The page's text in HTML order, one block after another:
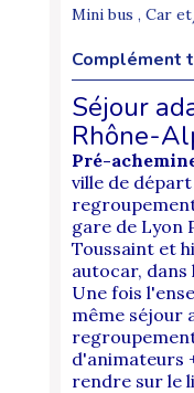
Mini bus , Car
Complément
Séjour
Rhône-
Pré-
ville de
gare de Lyon
Toussaint et
autocar, dans
Une fois
même séjour
d'animateurs
rendre sur le